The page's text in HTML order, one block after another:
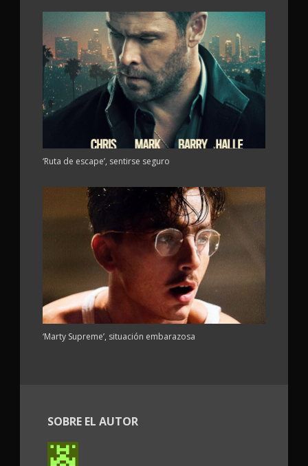
‘Ruta de escape’, sentirse seguro
‘Marty Supreme’, situación embarazosa
SOBRE EL AUTOR